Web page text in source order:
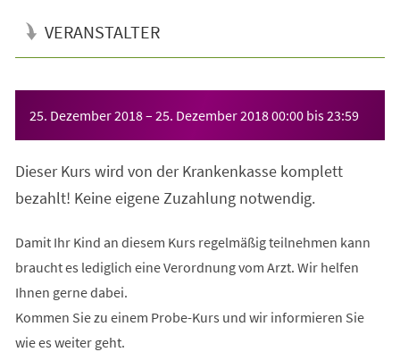
VERANSTALTER
25. Dezember 2018– 25. Dezember 201800:00 bis23:59
Dieser Kurs wird von der Krankenkasse komplett
bezahlt! Keine eigene Zuzahlung notwendig.
Damit Ihr Kind an diesem Kurs regelmäßig teilnehmen kann
braucht es lediglich eine Verordnung vom Arzt. Wir helfen
Ihnen gerne dabei.
Kommen Sie zu einem Probe-Kurs und wir informieren Sie
wie es weiter geht.